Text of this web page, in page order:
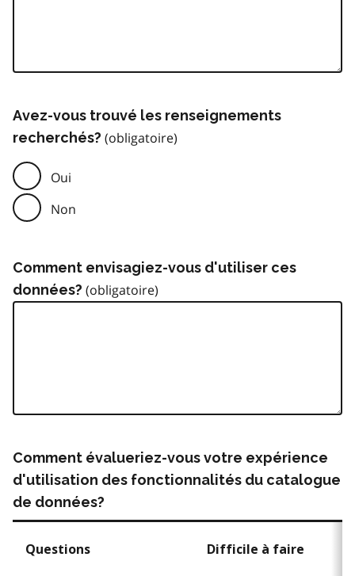
Avez-vous trouvé les renseignements
recherchés?
Oui
Non
Comment envisagiez-vous d'utiliser ces
données?
Comment évalueriez-vous votre expérience
d'utilisation des fonctionnalités du catalogue
de données?
Questions Difficile à faire